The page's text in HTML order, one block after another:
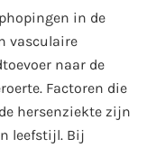
in de
vasculaire
naar de
Factoren die
hersenziekte zijn
leefstijl. Bij